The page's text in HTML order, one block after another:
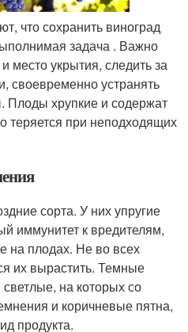
что сохранить виноград
задача . Важно
место укрытия, следить за
своевременно устранять
Плоды хрупкие и содержат
теряется при неподходящих
сорта. У них упругие
иммунитет к вредителям,
на плодах. Не во всех
их вырастить. Темные
на которых со
и коричневые пятна,
продукта.